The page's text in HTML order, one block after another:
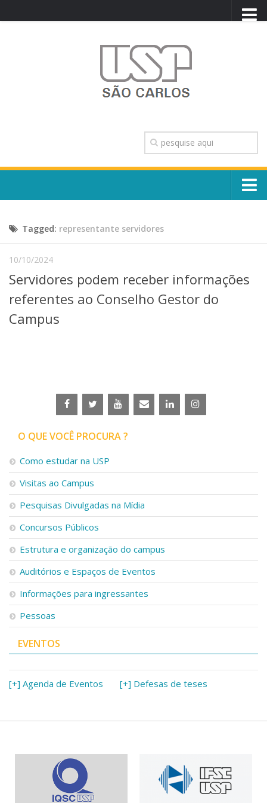
TRANSPARÊNCIA
OUVIDORIA
CONTATO
Escola, Institutos e Órgãos
Núcleos e Comissões
Telefones e Mapas
Graduação
Linhas de Pesquisa
Centros, Núcleos e Projetos em Rede
Iniciação Científica
Empresas Juniores
Extensão à Comunidade
Projetos, Programas e Cursos
Artes, Cultura e Esportes
Museus e Espaços Interativos
Serviços
Bibliotecas
Apoio ao Estudante
Segurança, Trânsito e Prevenção
RH, Administrativo e Financeiro
Outros serviços
Comunicação
Assessorias e Mídias
Aplicativos e Sites
Jornal da USP
Agenda de Eventos
Tagged: representante servidores
10/10/2024
Servidores podem receber informações
referentes ao Conselho Gestor do
Campus
O QUE VOCÊ PROCURA ?
Como estudar na USP
Visitas ao Campus
Pesquisas Divulgadas na Mídia
Concursos Públicos
Estrutura e organização do campus
Auditórios e Espaços de Eventos
Informações para ingressantes
Pessoas
EVENTOS
[+] Agenda de Eventos [+] Defesas de teses